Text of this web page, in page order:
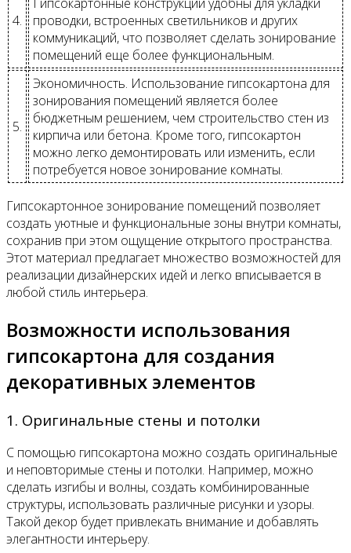
4.
проводки, встроенных светильников и других
коммуникаций, что позволяет сделать зонирование
помещений еще более функциональным.
5.
Экономичность. Использование гипсокартона для
зонирования помещений является более
бюджетным решением, чем строительство стен из
кирпича или бетона. Кроме того, гипсокартон
можно легко демонтировать или изменить, если
потребуется новое зонирование комнаты.
Гипсокартонное зонирование помещений позволяет
создать уютные и функциональные зоны внутри комнаты,
сохранив при этом ощущение открытого пространства.
Этот материал предлагает множество возможностей для
реализации дизайнерских идей и легко вписывается в
любой стиль интерьера.
Возможности использования
гипсокартона для создания
декоративных элементов
1. Оригинальные стены и потолки
С помощью гипсокартона можно создать оригинальные
и неповторимые стены и потолки. Например, можно
сделать изгибы и волны, создать комбинированные
структуры, использовать различные рисунки и узоры.
Такой декор будет привлекать внимание и добавлять
элегантности интерьеру.